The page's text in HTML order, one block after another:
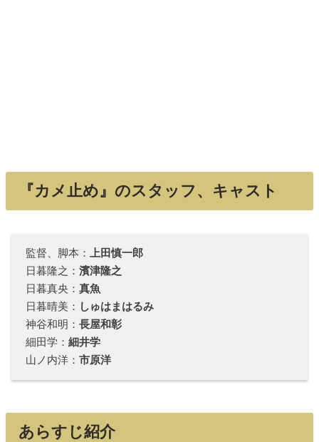
『カメ止め』のスタッフ、キャスト
監督、脚本：
上田慎一郎
日暮隆之：濱津隆之
日暮真央：真魚
日暮晴美：
しゅはまはるみ
神谷和明：長屋和彰
細田学：細井学
山ノ内洋：市原洋
あらすじ紹介